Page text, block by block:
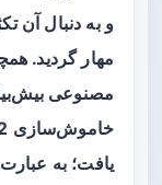
و به دنبال آن
مصنوعی
یافت؛ به